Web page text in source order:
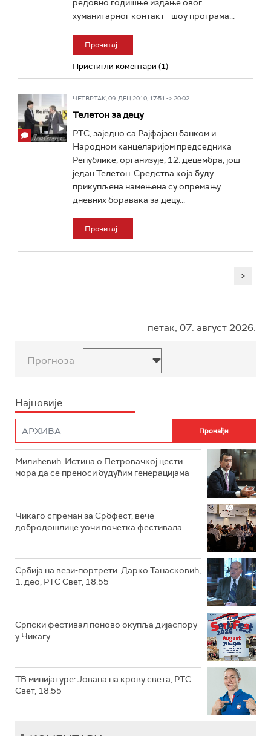
редовно годишње издање овог
хуманитарног контакт - шоу програма...
Прочитај
Пристигли коментари (1)
ЧЕТВРТАК, 09. ДЕЦ 2010, 17:51 -> 20:02
Телетон за децу
РТС, заједно са Рајфајзен банком и
Народном канцеларијом председника
Републике, организује, 12. децембра, још
један Телетон. Средства која буду
прикупљена намењена су опремању
дневних боравака за децу...
Прочитај
>
петак, 07. август 2026.
Прогноза
Најновије
Милићевић: Истина о Петровачкој цести
мора да се преноси будућим генерацијама
Чикаго спреман за Србфест, вече
добродошлице уочи почетка фестивала
Србија на вези-портрети: Дарко Танасковић,
1. део, РТС Свет, 18.55
Српски фестивал поново окупља дијаспору
у Чикагу
ТВ минијатуре: Јована на крову света, РТС
Свет, 18.55